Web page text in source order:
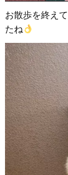
お散歩を終え
たね